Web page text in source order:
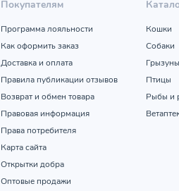
Покупателям
Программа лояльности
Как оформить заказ
Доставка и оплата
Правила публикации отзывов
Возврат и обмен товара
Правовая информация
Права потребителя
Карта сайта
Открытки добра
Оптовые продажи
Кошки
Собаки
Грызуны
Птицы
Рыбы и